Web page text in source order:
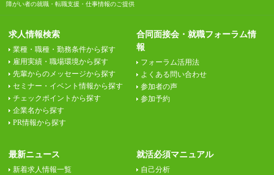
障がい者の就職・転職支援・仕事情報のご提供
求人情報検索
業種・職種・勤務条件から探す
雇用実績・職場環境から探す
先輩からのメッセージから探す
セミナー・イベント情報から探す
チェックポイントから探す
企業名から探す
PR情報から探す
合同面接会・就職フォーラム情
報
フォーラム活用法
よくある問い合わせ
参加者の声
参加予約
最新ニュース
新着求人情報一覧
就活必須マニュアル
自己分析